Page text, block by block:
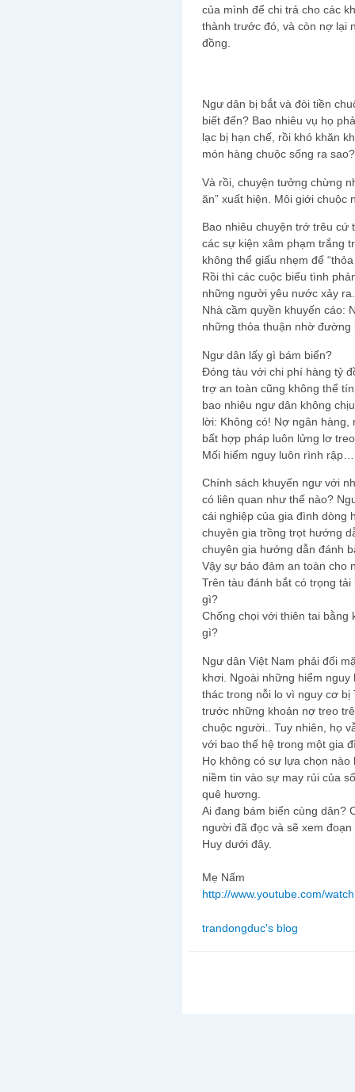
của mình để chi trả cho các
thành trước đó, và còn nợ lại
đồng.
Ngư dân bị bắt và đòi tiền
biết đến? Bao nhiêu vụ họ
lạc bị hạn chế, rồi khó khăn
món hàng chuộc sống ra sao?
Và rồi, chuyện tưởng chừng
ăn” xuất hiện. Môi giới chuộc
Bao nhiêu chuyện trớ trêu cứ
các sự kiện xâm phạm trắng
không thể giấu nhẹm để
Rồi thì các cuộc biểu tình
những người yêu nước xảy
Nhà cầm quyền khuyến cáo:
những thỏa thuận nhờ
Ngư dân lấy gì bám biển?
Đóng tàu với chi phí hàng tỷ
trợ an toàn cũng không thể
bao nhiêu ngư dân không
lời: Không có! Nợ ngân
bất hợp pháp luôn lửng lơ
Mối hiểm nguy luôn rình rập…
Chính sách khuyến ngư với
có liên quan như thế nào?
cái nghiệp của gia đình dòng
chuyên gia trồng trọt hướng
chuyên gia hướng dẫn đánh
Vậy sự bảo đảm an toàn cho
Trên tàu đánh bắt có trọng
gì?
Chống chọi với thiên tai bằng
gì?
Ngư dân Việt Nam phải đối
khơi. Ngoài những hiểm
thác trong nỗi lo vì nguy cơ
trước những khoản nợ treo
chuộc người.. Tuy nhiên, họ
với bao thế hệ trong một gia
Họ không có sự lựa chọn
niềm tin vào sự may rủi của
quê hương.
Ai đang bám biển cùng dân?
người đã đọc và sẽ xem
Huy dưới đây.
Mẹ Nấm
http://www.youtube.com/
trandongduc's blog